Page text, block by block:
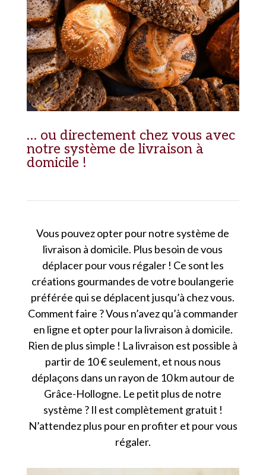
… ou directement chez vous avec
notre système de livraison à
domicile !
Vous pouvez opter pour notre système de
livraison à domicile. Plus besoin de vous
déplacer pour vous régaler ! Ce sont les
créations gourmandes de votre boulangerie
préférée qui se déplacent jusqu’à chez vous.
Comment faire ? Vous n’avez qu’à commander
en ligne et opter pour la livraison à domicile.
Rien de plus simple ! La livraison est possible à
partir de 10 € seulement, et nous nous
déplaçons dans un rayon de 10 km autour de
Grâce-Hollogne. Le petit plus de notre
système ? Il est complètement gratuit !
N’attendez plus pour en profiter et pour vous
régaler.